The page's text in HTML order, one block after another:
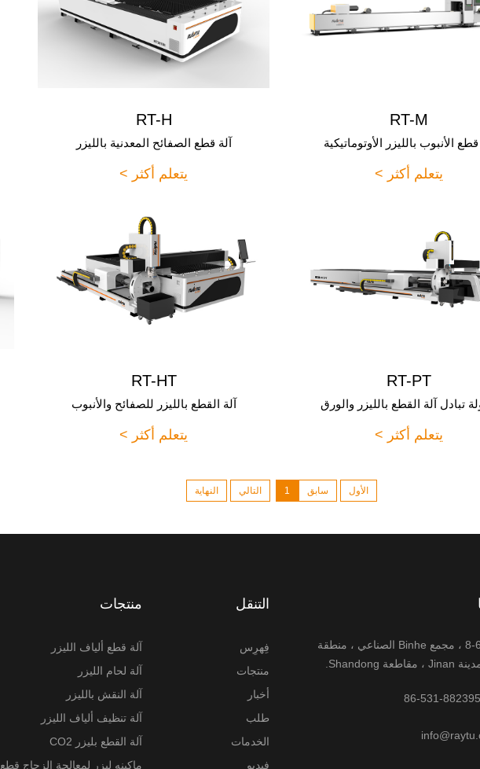
RT-H
آلة قطع الصفائح المعدنية بالليزر
يتعلم أكثر >
RT-M
قطع الأنبوب بالليزر الأوتوماتيكية
يتعلم أكثر >
RT-HT
آلة القطع بالليزر للصفائح والأنبوب
يتعلم أكثر >
RT-PT
تبادل آلة القطع بالليزر والورق
يتعلم أكثر >
الأول سابق 1 التالي النهاية
منتجات
آلة قطع ألياف الليزر
آلة لحام الليزر
آلة النقش بالليزر
آلة تنظيف ألياف الليزر
آلة القطع بليزر CO2
ماكينه ليزر لمعالجة الزجاج قطع
التنقل
فِهرِس
منتجات
أخبار
طلب
الخدمات
فيديو
رقم 6-8 ، مجمع Binhe الصناعي ، منطقة